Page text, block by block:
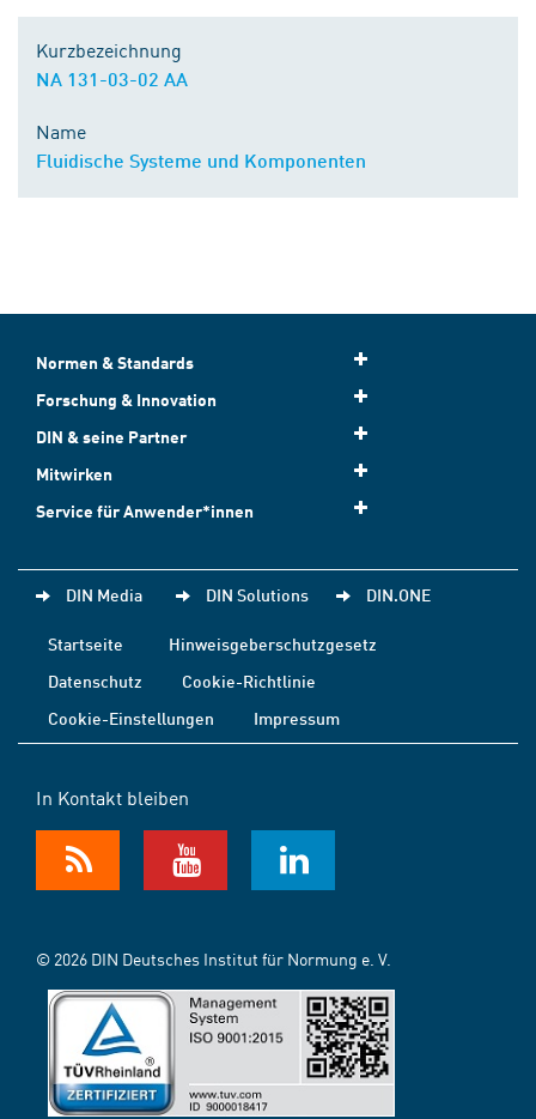
Kurzbezeichnung
NA 131-03-02 AA
Name
Fluidische Systeme und Komponenten
Normen & Standards
Forschung & Innovation
DIN & seine Partner
Mitwirken
Service für Anwender*innen
DIN Media DIN Solutions DIN.ONE
Startseite
Hinweisgeberschutzgesetz
Datenschutz
Cookie-Richtlinie
Cookie-Einstellungen
Impressum
In Kontakt bleiben
© 2026 DIN Deutsches Institut für Normung e. V.